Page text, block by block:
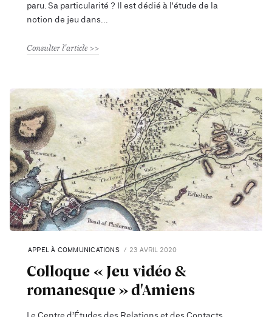
paru. Sa particularité ? Il est dédié à l'étude de la
notion de jeu dans
Consulter l'article
APPEL À COMMUNICATIONS 23 AVRIL 2020
Colloque « Jeu vidéo &
romanesque » d'Amiens